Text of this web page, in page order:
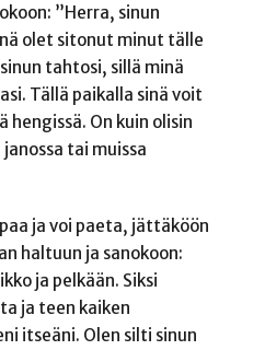
”Herra, sinun
olet sitonut minut tälle
tahtosi, sillä minä
Tällä paikalla sinä voit
On kuin olisin
tai muissa
ja voi paeta, jättäköön
haltuun ja sanokoon:
ja pelkään. Siksi
ja teen kaiken
itseäni. Olen silti sinun